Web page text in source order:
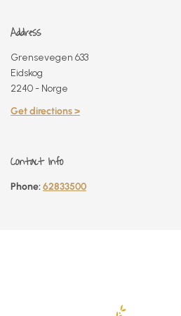
Address
Grensevegen 633
Eidskog
2240 - Norge
Get directions >
Contact Info
Phone:62833500